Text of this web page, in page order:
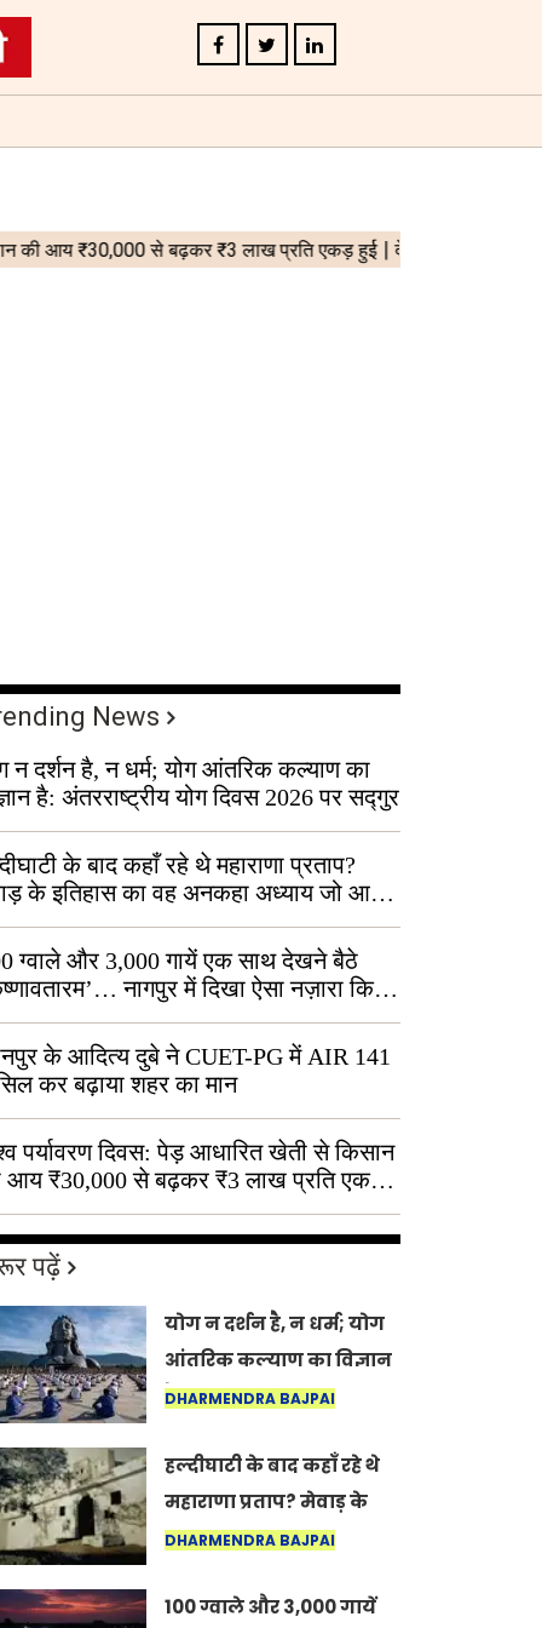
News
न दर्शन है, न धर्म; योग आंतरिक कल्याण का
है: अंतरराष्ट्रीय योग दिवस 2026 पर सद्गुर
के बाद कहाँ रहे थे महाराणा प्रताप?
के इतिहास का वह अनकहा अध्याय जो आज
में जीवित है
ग्वाले और 3,000 गायें एक साथ देखने बैठे
नागपुर में दिखा ऐसा नज़ारा कि
बोले, “ऐसा तो सिर्फ़ कृष्ण ही कर सकते हैं”
के आदित्य दुबे ने CUET-PG में AIR 141
कर बढ़ाया शहर का मान
पर्यावरण दिवस: पेड़ आधारित खेती से किसान
आय ₹30,000 से बढ़कर ₹3 लाख प्रति एकड़
पढ़ें
योग न दर्शन है, न धर्म; योग
आंतरिक कल्याण का विज्ञान
है: अंतरराष्ट्रीय योग दिवस
DHARMENDRA BAJPAI
हल्दीघाटी के बाद कहाँ रहे थे
महाराणा प्रताप? मेवाड़ के
इतिहास का वह अनकहा
में जीवित है
DHARMENDRA BAJPAI
100 ग्वाले और 3,000 गायें